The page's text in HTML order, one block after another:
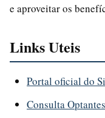
e aproveitar os
Links Uteis
Portal oficial do
Consulta